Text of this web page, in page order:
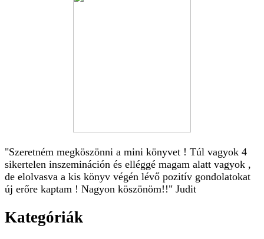
"Szeretném megköszönni a mini könyvet ! Túl vagyok 4
sikertelen inszemináción és elléggé magam alatt vagyok ,
de elolvasva a kis könyv végén lévő pozitív gondolatokat
új erőre kaptam ! Nagyon köszönöm!!" Judit
Kategóriák